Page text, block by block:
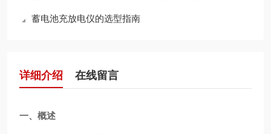
蓄电池充放电仪的选型指南
详细介绍 在线留言
一、概述